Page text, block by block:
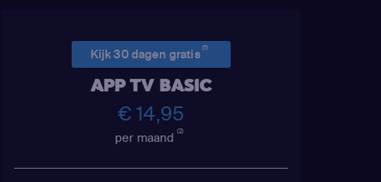
Kijk 30 dagen gratis(1)
APP TV BASIC
€ 14,95
per maand(2)